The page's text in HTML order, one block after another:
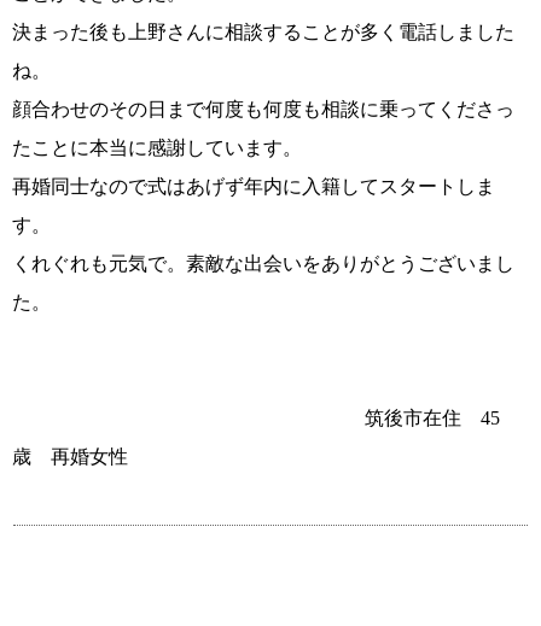
プラチナ倶楽部
決まった後も上野さんに相談することが多く電話しました
ね。
顔合わせのその日まで何度も何度も相談に乗ってくださっ
たことに本当に感謝しています。
再婚同士なので式はあげず年内に入籍してスタートしま
す。
くれぐれも元気で。素敵な出会いをありがとうございまし
た。
筑後市在住 45
歳 再婚女性